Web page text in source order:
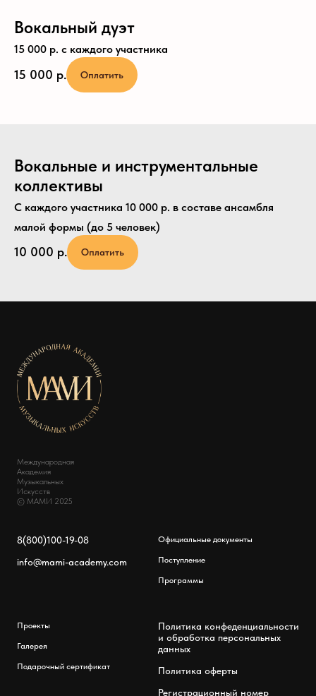
Вокальный дуэт
15 000 р. с каждого участника
15 000 р. Оплатить
Вокальные и инструментальные
коллективы
С каждого участника 10 000 р. в составе ансамбля
малой формы (до 5 человек)
10 000 р. Оплатить
Международная
Академия
Музыкальных
Искусств
© МАМИ 2025
8(800)100-19-08
info@mami-academy.com
Официальные документы
Поступление
Программы
Проекты
Галерея
Подарочный сертификат
Политика конфеденциальности
и обработка персональных
данных
Политика оферты
Регистрационный номер